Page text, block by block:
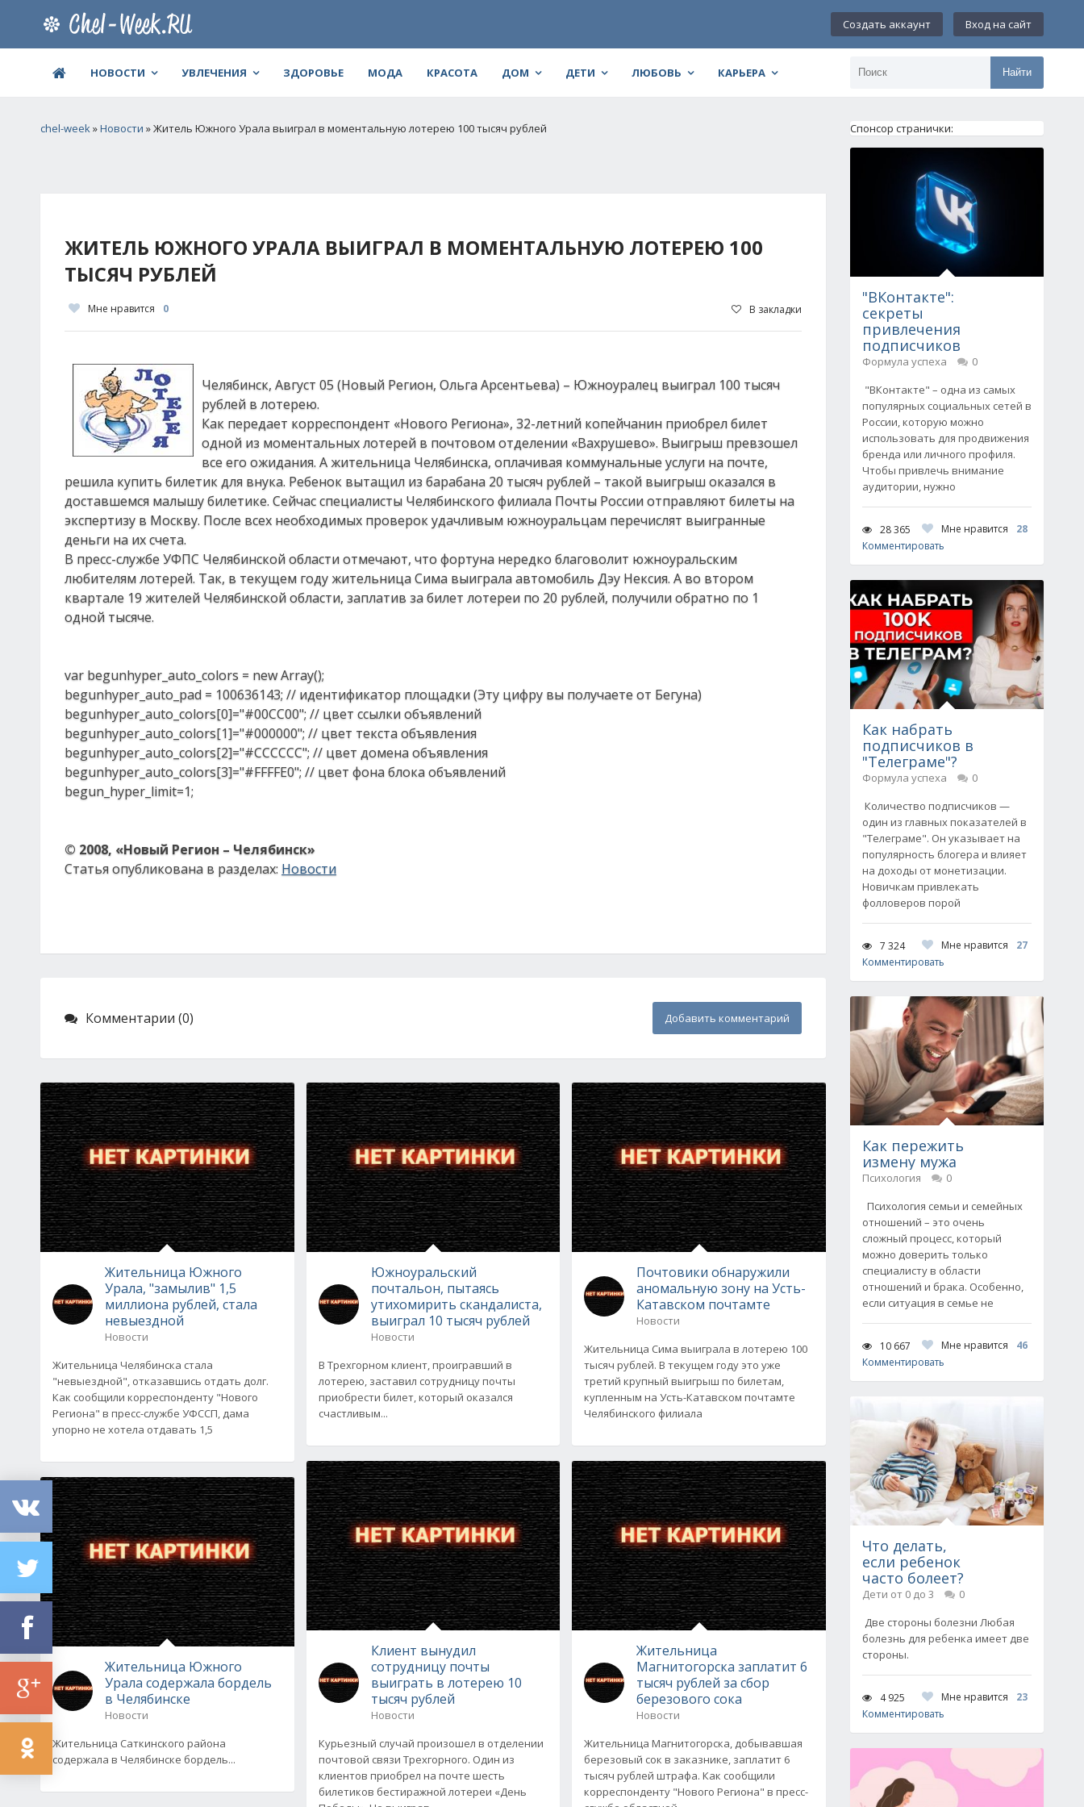
Создать аккаунт Вход на сайт
НОВОСТИ УВЛЕЧЕНИЯ ЗДОРОВЬЕ МОДА КРАСОТА ДОМ ДЕТИ ЛЮБОВЬ КАРЬЕРА Найти
chel-week»Новости » Житель Южного Урала выиграл в моментальную лотерею 100 тысяч рублей
ЖИТЕЛЬ ЮЖНОГО УРАЛА ВЫИГРАЛ В МОМЕНТАЛЬНУЮ ЛОТЕРЕЮ 100
ТЫСЯЧ РУБЛЕЙ
Мне нравится 0 В закладки
Челябинск, Август 05 (Новый Регион, Ольга Арсентьева) – Южноуралец выиграл 100 тысяч
рублей в лотерею.
Как передает корреспондент «Нового Региона», 32-летний копейчанин приобрел билет
одной из моментальных лотерей в почтовом отделении «Вахрушево». Выигрыш превзошел
все его ожидания. А жительница Челябинска, оплачивая коммунальные услуги на почте,
решила купить билетик для внука. Ребенок вытащил из барабана 20 тысяч рублей – такой выигрыш оказался в
доставшемся малышу билетике. Сейчас специалисты Челябинского филиала Почты России отправляют билеты на
экспертизу в Москву. После всех необходимых проверок удачливым южноуральцам перечислят выигранные
деньги на их счета.
В пресс-службе УФПС Челябинской области отмечают, что фортуна нередко благоволит южноуральским
любителям лотерей. Так, в текущем году жительница Сима выиграла автомобиль Дэу Нексия. А во втором
квартале 19 жителей Челябинской области, заплатив за билет лотереи по 20 рублей, получили обратно по 1
одной тысяче.
var begunhyper_auto_colors = new Array();
begunhyper_auto_pad = 100636143; // идентификатор площадки (Эту цифру вы получаете от Бегуна)
begunhyper_auto_colors[0]="#00CC00"; // цвет ссылки объявлений
begunhyper_auto_colors[1]="#000000"; // цвет текста объявления
begunhyper_auto_colors[2]="#CCCCCC"; // цвет домена объявления
begunhyper_auto_colors[3]="#FFFFE0"; // цвет фона блока объявлений
begun_hyper_limit=1;
© 2008, «Новый Регион – Челябинск»
Статья опубликована в разделах: Новости
Комментарии (0) Добавить комментарий
Жительница Южного
Урала, "замылив" 1,5
миллиона рублей, стала
невыездной
Новости
Жительница Челябинска стала
"невыездной", отказавшись отдать долг.
Как сообщили корреспонденту "Нового
Региона" в пресс-службе УФССП, дама
упорно не хотела отдавать 1,5
Жительница Южного
Урала содержала бордель
в Челябинске
Новости
Жительница Саткинского района
содержала в Челябинске бордель...
Южноуральский
почтальон, пытаясь
утихомирить скандалиста,
выиграл 10 тысяч рублей
Новости
В Трехгорном клиент, проигравший в
лотерею, заставил сотрудницу почты
приобрести билет, который оказался
счастливым...
Клиент вынудил
сотрудницу почты
выиграть в лотерею 10
тысяч рублей
Новости
Курьезный случай произошел в отделении
почтовой связи Трехгорного. Один из
клиентов приобрел на почте шесть
билетиков бестиражной лотереи «День
Почтовики обнаружили
аномальную зону на Усть-
Катавском почтамте
Новости
Жительница Сима выиграла в лотерею 100
тысяч рублей. В текущем году это уже
третий крупный выигрыш по билетам,
купленным на Усть-Катавском почтамте
Челябинского филиала
Жительница
Магнитогорска заплатит 6
тысяч рублей за сбор
березового сока
Новости
Жительница Магнитогорска, добывавшая
березовый сок в заказнике, заплатит 6
тысяч рублей штрафа. Как сообщили
корреспонденту "Нового Региона" в пресс-
Спонсор странички:
"ВКонтакте":
секреты
привлечения
подписчиков
Формула успеха
0
"ВКонтакте" – одна из самых
популярных социальных сетей в
России, которую можно
использовать для продвижения
бренда или личного профиля.
Чтобы привлечь внимание
аудитории, нужно
28 365 Мне нравится
28
Комментировать
Как набрать
подписчиков в
"Телеграме"?
Формула успеха
0
Количество подписчиков —
один из главных показателей в
"Телеграме". Он указывает на
популярность блогера и влияет
на доходы от монетизации.
Новичкам привлекать
фолловеров порой
7 324 Мне нравится
27
Комментировать
Как пережить
измену мужа
Психология
0
Психология семьи и семейных
отношений – это очень
сложный процесс, который
можно доверить только
специалисту в области
отношений и брака. Особенно,
если ситуация в семье не
10 667 Мне нравится
46
Комментировать
Что делать,
если ребенок
часто болеет?
Дети от 0 до 3
0
Две стороны болезни Любая
болезнь для ребенка имеет две
стороны.
4 925 Мне нравится
23
Комментировать